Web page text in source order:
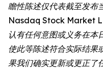
瞻性陈述仅代表截至发布
Nasdaq Stock Market
认有任何意图或义务在本
使此等陈述符合实际结果
果我们确实更新或更正了